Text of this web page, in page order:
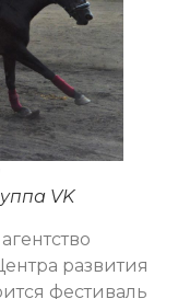
VK
развития
фестиваль